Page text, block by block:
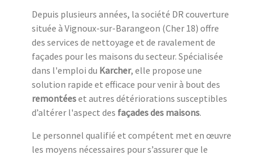
Depuis plusieurs années, la société DR couverture
située à Vignoux-sur-Barangeon (Cher 18) offre
des services de nettoyage et de ravalement de
façades pour les maisons du secteur. Spécialisée
dans l'emploi du Karcher, elle propose une
solution rapide et efficace pour venir à bout des
remontéeset autres détériorations susceptibles
d’altérer l'aspect des façades des maisons.
Le personnel qualifié et compétent met en œuvre
les moyens nécessaires pour s’assurer que le